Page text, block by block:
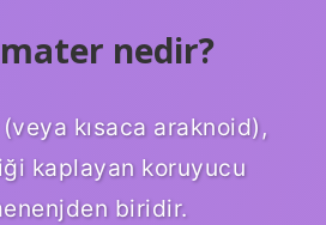
nedir?
kısaca araknoid),
kaplayan koruyucu
biridir.